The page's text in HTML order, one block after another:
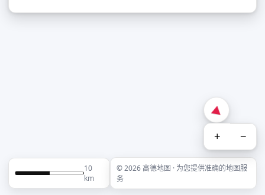
+ −
10
km
© 2026 高德地图 · 为您提供准确的地图服
务